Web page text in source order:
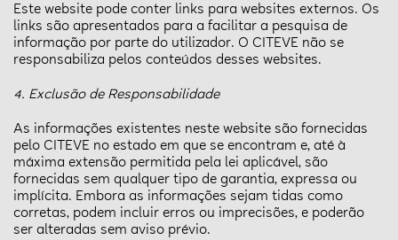
Este website pode conter links para websites externos. Os
links são apresentados para a facilitar a pesquisa de
informação por parte do utilizador. O CITEVE não se
responsabiliza pelos conteúdos desses websites.
4. Exclusão de Responsabilidade
As informações existentes neste website são fornecidas
pelo CITEVE no estado em que se encontram e, até à
máxima extensão permitida pela lei aplicável, são
fornecidas sem qualquer tipo de garantia, expressa ou
implícita. Embora as informações sejam tidas como
corretas, podem incluir erros ou imprecisões, e poderão
ser alteradas sem aviso prévio.